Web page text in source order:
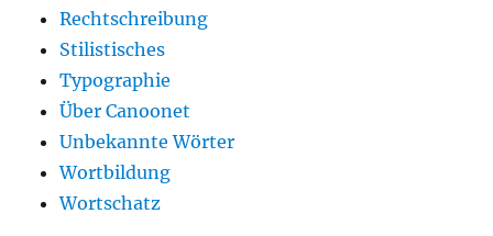
Rechtschreibung
Stilistisches
Typographie
Über Canoonet
Unbekannte Wörter
Wortbildung
Wortschatz